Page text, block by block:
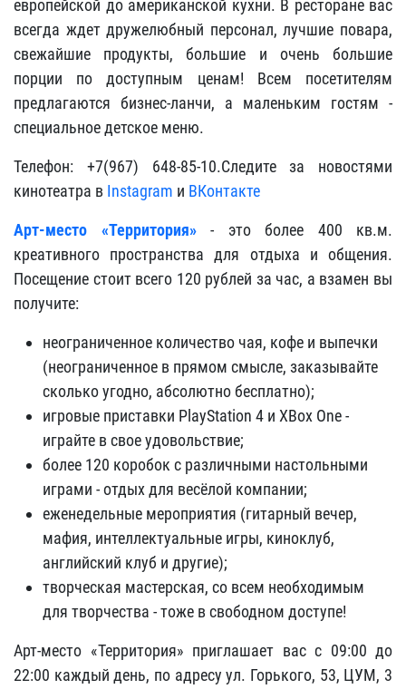
европейской до американской кухни. В ресторане вас
всегда ждет дружелюбный персонал, лучшие повара,
свежайшие продукты, большие и очень большие
порции по доступным ценам! Всем посетителям
предлагаются бизнес-ланчи, а маленьким гостям -
специальное детское меню.
Телефон: +7(967) 648-85-10.Следите за новостями
кинотеатра в Instagram и ВКонтакте
Арт-место «Территория»- это более 400 кв.м.
креативного пространства для отдыха и общения.
Посещение стоит всего 120 рублей за час, а взамен вы
получите:
неограниченное количество чая, кофе и выпечки
(неограниченное в прямом смысле, заказывайте
сколько угодно, абсолютно бесплатно);
игровые приставки PlayStation 4 и XBox One -
играйте в свое удовольствие;
более 120 коробок с различными настольными
играми - отдых для весёлой компании;
еженедельные мероприятия (гитарный вечер,
мафия, интеллектуальные игры, киноклуб,
английский клуб и другие);
творческая мастерская, со всем необходимым
для творчества - тоже в свободном доступе!
Арт-место «Территория» приглашает вас с 09:00 до
22:00 каждый день, по адресу ул. Горького, 53, ЦУМ, 3